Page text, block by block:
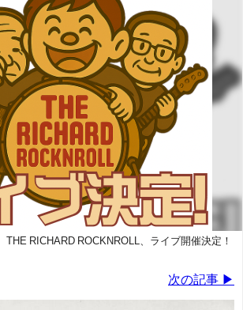
THE RICHARD ROCKNROLL、ライブ開催決定！
次の記事 ▶